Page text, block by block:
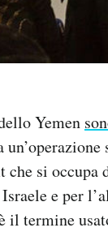
Yemen
che si
e per
il termine